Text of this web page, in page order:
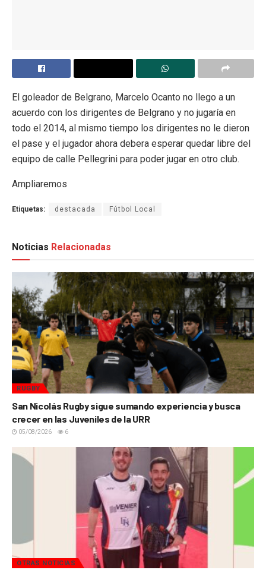
El goleador de Belgrano, Marcelo Ocanto no llego a un
acuerdo con los dirigentes de Belgrano y no jugaría en
todo el 2014, al mismo tiempo los dirigentes no le dieron
el pase y el jugador ahora debera esperar quedar libre del
equipo de calle Pellegrini para poder jugar en otro club.
Ampliaremos
Etiquetas: destacada Fútbol Local
Noticias Relacionadas
RUGBY
San Nicolás Rugby sigue sumando experiencia y busca
crecer en las Juveniles de la URR
05/08/2026 6
OTRAS NOTICIAS